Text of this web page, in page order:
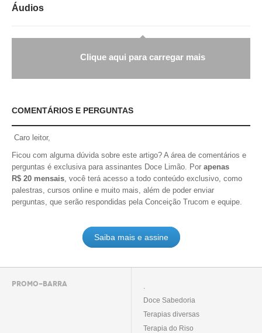
Áudios
Clique aqui para carregar mais
COMENTÁRIOS E PERGUNTAS
Caro leitor,
Ficou com alguma dúvida sobre este artigo? A área de comentários e
perguntas é exclusiva para assinantes Doce Limão. Por apenas
R$ 20 mensais, você terá acesso a todo conteúdo exclusivo, como
palestras, cursos online e muito mais, além de poder enviar
perguntas, que serão respondidas pela Conceição Trucom e equipe.
Saiba mais e assine
PROMO-BARRA
.
Doce Sabedoria
Terapias diversas
Terapia do Riso